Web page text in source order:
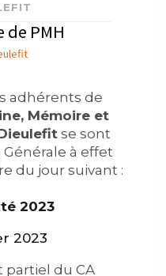
de PMH
adhérents de
Mémoire et
se sont
à effet
du jour suivant :
2023
2023
du CA